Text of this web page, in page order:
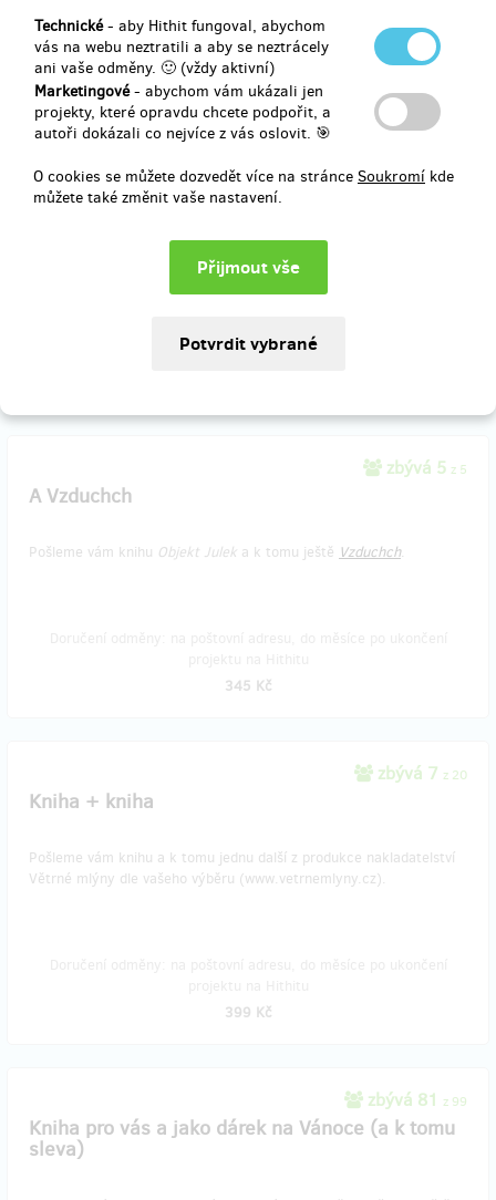
Technické- aby Hithit fungoval, abychom
vás na webu neztratili a aby se neztrácely
ani vaše odměny. 🙂 (vždy aktivní)
Marketingové- abychom vám ukázali jen
projekty, které opravdu chcete podpořit, a
autoři dokázali co nejvíce z vás oslovit. 🎯
O cookies se můžete dozvedět více na stránce Soukromí kde
můžete také změnit vaše nastavení.
prodáno 67
Kniha u vás doma dřív, než v knihkupectví a se
Získáte knihu jako první, ještě předtím, než se dostane na pulty
Doručení odměny: na poštovní adresu, do měsíce po ukončení
projektu na Hithitu
zbývá 5 z 5
A Vzduchch
Pošleme vám knihu Objekt Julek a k tomu ještě Vzduchch.
345 Kč
zbývá 7 z 20
Kniha + kniha
Pošleme vám knihu a k tomu jednu další z produkce nakladatelství
Větrné mlýny dle vašeho výběru (www.vetrnemlyny.cz).
399 Kč
zbývá 81 z 99
Kniha pro vás a jako dárek na Vánoce (a k tomu
sleva)